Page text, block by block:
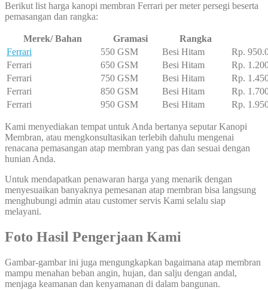
Berikut list harga kanopi membran Ferrari per meter persegi beserta
pemasangan dan rangka:
Merek/ Bahan Gramasi
Rangka
Ferrari
550 GSM Besi Hitam
Rp.
Ferrari
650 GSM Besi Hitam
Rp.
Ferrari
750 GSM Besi Hitam
Rp.
Ferrari
850 GSM Besi Hitam
Rp.
Ferrari
950 GSM Besi Hitam Rp.
Kami menyediakan tempat untuk Anda bertanya seputar Kanopi
Membran, atau mengkonsultasikan terlebih dahulu mengenai
renacana pemasangan atap membran yang pas dan sesuai dengan
hunian Anda.
Untuk mendapatkan penawaran harga yang menarik dengan
menyesuaikan banyaknya pemesanan atap membran bisa langsung
menghubungi admin atau customer servis Kami selalu siap
melayani.
Foto Hasil Pengerjaan Kami
Gambar-gambar ini juga mengungkapkan bagaimana atap membran
mampu menahan beban angin, hujan, dan salju dengan andal,
menjaga keamanan dan kenyamanan di dalam bangunan.